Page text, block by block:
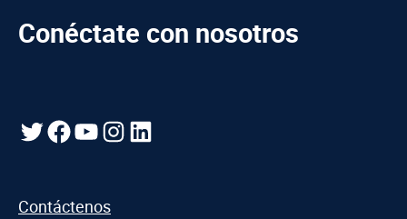
Conéctate con nosotros
Gorjeo
Facebook
YouTube
Instagram
LinkedIn
Contáctenos